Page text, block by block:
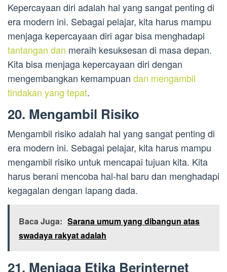
Kepercayaan diri adalah hal yang sangat penting di
era modern ini. Sebagai pelajar, kita harus mampu
menjaga kepercayaan diri agar bisa menghadapi
tantangan dan meraih kesuksesan di masa depan.
Kita bisa menjaga kepercayaan diri dengan
mengembangkan kemampuan dan mengambil
tindakan yang tepat.
20. Mengambil Risiko
Mengambil risiko adalah hal yang sangat penting di
era modern ini. Sebagai pelajar, kita harus mampu
mengambil risiko untuk mencapai tujuan kita. Kita
harus berani mencoba hal-hal baru dan menghadapi
kegagalan dengan lapang dada.
Baca Juga: Sarana umum yang dibangun atas
swadaya rakyat adalah
21. Menjaga Etika Berinternet